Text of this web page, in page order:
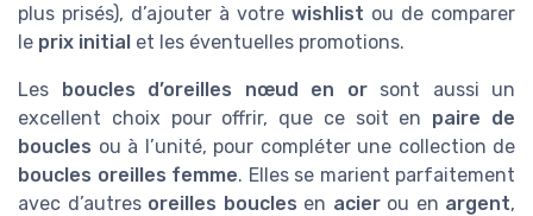
plus prisés), d’ajouter à votre wishlist ou de comparer
le prix initial et les éventuelles promotions.
Les boucles d’oreilles nœud en orsont aussi un
excellent choix pour offrir, que ce soit en paire de
boucles ou à l’unité, pour compléter une collection de
boucles oreilles femme. Elles se marient parfaitement
avec d’autres oreilles boucles en acierou en argent,